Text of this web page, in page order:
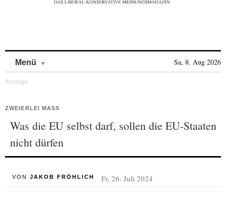
Menü Sa, 8. Aug 2026
ZWEIERLEI MASS
Was die EU selbst darf, sollen die EU-Staaten
nicht dürfen
VON JAKOB FRÖHLICH Fr, 26. Juli 2024